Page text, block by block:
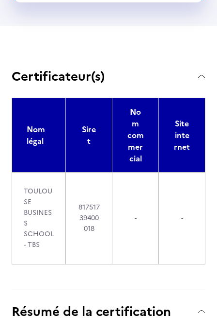
Certificateur(s)
Nom
légal
Sire
t
No
m
com
mer
cial
Site
inte
rnet
TOULOU
SE
BUSINES
S
SCHOOL
- TBS
817517
39400
018
- -
Résumé de la certification